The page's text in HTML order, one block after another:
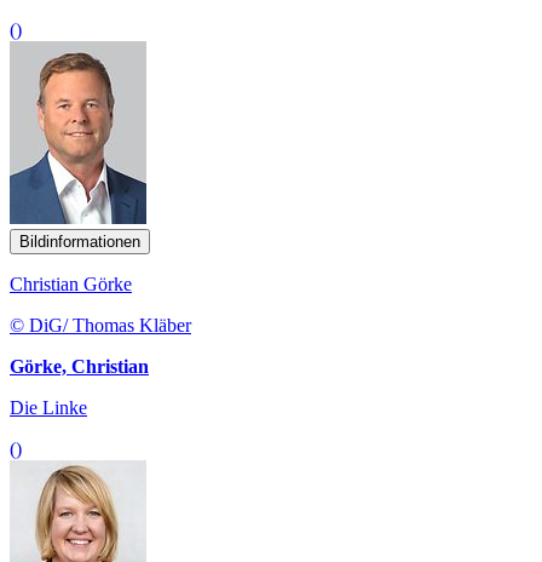
()
Bildinformationen
Christian Görke
© DiG/ Thomas Kläber
Görke, Christian
Die Linke
()